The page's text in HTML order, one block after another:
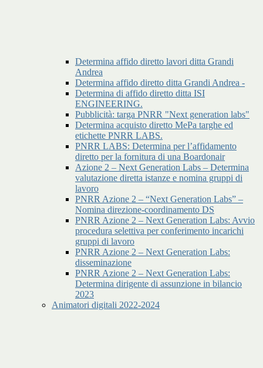
Determina affido diretto lavori ditta Grandi
Andrea
Determina affido diretto ditta Grandi Andrea -
Determina di affido diretto ditta ISI
ENGINEERING.
Pubblicità: targa PNRR "Next generation labs"
Determina acquisto diretto MePa targhe ed
etichette PNRR LABS.
PNRR LABS: Determina per l’affidamento
diretto per la fornitura di una Boardonair
Azione 2 – Next Generation Labs – Determina
valutazione diretta istanze e nomina gruppi di
lavoro
PNRR Azione 2 – “Next Generation Labs” –
Nomina direzione-coordinamento DS
PNRR Azione 2 – Next Generation Labs: Avvio
procedura selettiva per conferimento incarichi
gruppi di lavoro
PNRR Azione 2 – Next Generation Labs:
disseminazione
PNRR Azione 2 – Next Generation Labs:
Determina dirigente di assunzione in bilancio
2023
Animatori digitali 2022-2024